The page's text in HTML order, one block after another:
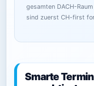
gesamten DACH-
sind zuerst CH-first
Smarte